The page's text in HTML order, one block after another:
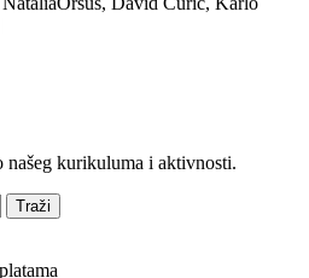
kurikuluma i aktivnosti.
Traži